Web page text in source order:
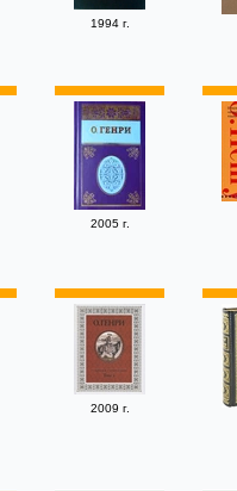
1994 г.
2005 г.
2009 г.